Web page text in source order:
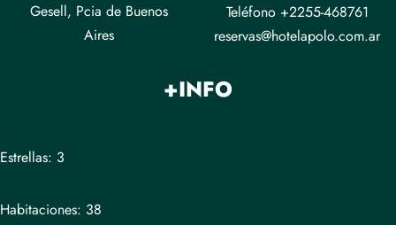
Gesell, Pcia de Buenos
Aires
Teléfono +2255-468761
reservas@hotelapolo.com.ar
+INFO
Estrellas: 3
Habitaciones: 38